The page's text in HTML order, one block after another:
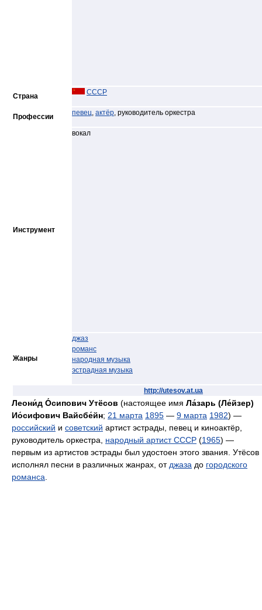
Страна СССР
Профессии певец, актёр, руководитель оркестра
Инструмент
вокал
Жанры
джаз
романс
народная музыка
эстрадная музыка
http://utesov.at.ua
Леони́д О́сипович Утёсов (настоящее имя Ла́зарь (Ле́йзер)
Ио́сифович Вайсбе́йн; 21 марта 1895 — 9 марта 1982) —
российский и советский артист эстрады, певец и киноактёр,
руководитель оркестра, народный артист СССР (1965) —
первым из артистов эстрады был удостоен этого звания. Утёсов
исполнял песни в различных жанрах, от джаза до городского
романса